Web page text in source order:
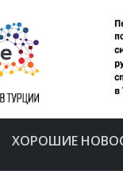
ХОРОШИЕ